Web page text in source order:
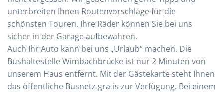
unterbreiten Ihnen Routenvorschläge für die
schönsten Touren. Ihre Räder können Sie bei uns
sicher in der Garage aufbewahren.
Auch Ihr Auto kann bei uns „Urlaub“ machen. Die
Bushaltestelle Wimbachbrücke ist nur 2 Minuten von
unserem Haus entfernt. Mit der Gästekarte steht Ihnen
das öffentliche Busnetz gratis zur Verfügung. Bei einem